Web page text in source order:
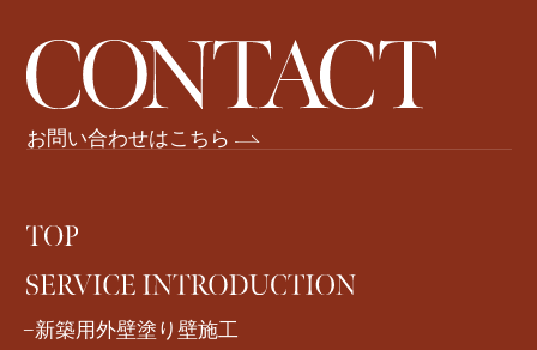
お問い合わせはこちら
−新築用外壁塗り壁施工